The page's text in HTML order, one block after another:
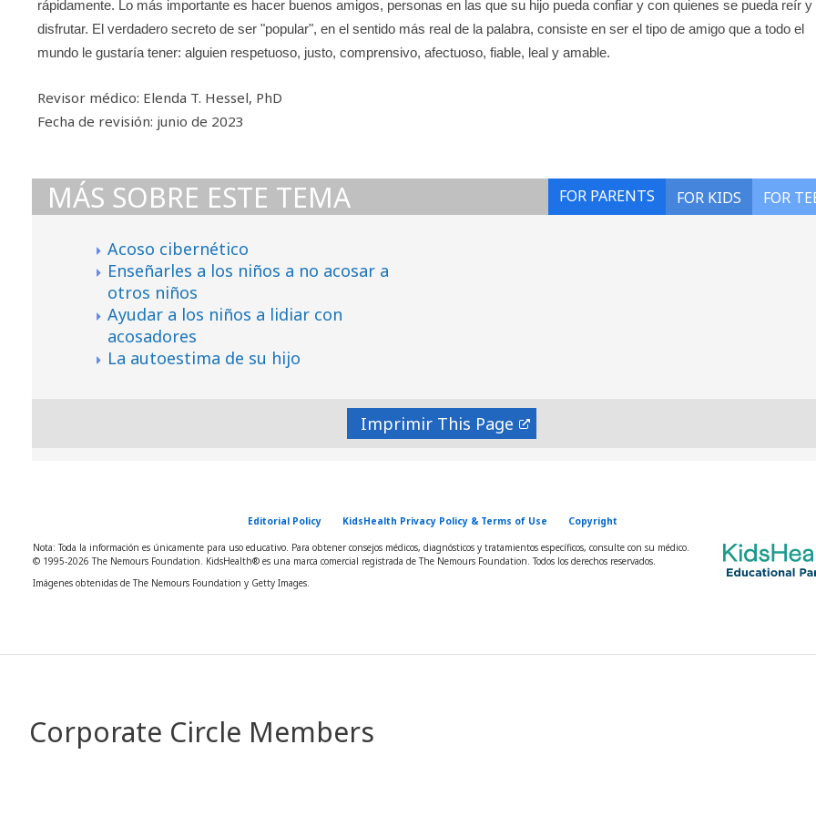
rápidamente. Lo más importante es hacer buenos amigos, personas en las que su hijo pueda confiar y con quienes se pueda reír y
disfrutar. El verdadero secreto de ser "popular", en el sentido más real de la palabra, consiste en ser el tipo de amigo que a todo el
mundo le gustaría tener: alguien respetuoso, justo, comprensivo, afectuoso, fiable, leal y amable.
Revisor médico: Elenda T. Hessel, PhD
Fecha de revisión: junio de 2023
FOR
FOR KIDS
FOR PARENTS
MÁS SOBRE ESTE TEMA
Acoso cibernético
Enseñarles a los niños a no acosar a
otros niños
Ayudar a los niños a lidiar con
acosadores
La autoestima de su hijo
Imprimir
Editorial Policy KidsHealth Privacy Policy & Terms of Use Copyright
Nota: Toda la información es únicamente para uso educativo. Para obtener consejos médicos, diagnósticos y tratamientos específicos, consulte con su médico.
© 1995-2026 The Nemours Foundation. KidsHealth® es una marca comercial registrada de The Nemours Foundation. Todos los derechos reservados.
Imágenes obtenidas de The Nemours Foundation y Getty Images.
Corporate Circle Members